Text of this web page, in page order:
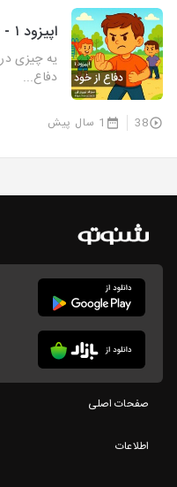
اپیزود ۱ - دفاع از خود
یه چیزی
دفاع...
38 1 سال پیش
صفحات اصلی
اطلاعات